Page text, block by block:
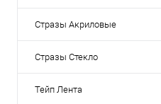
Стразы Акриловые
Стразы Стекло
Тейп Лента